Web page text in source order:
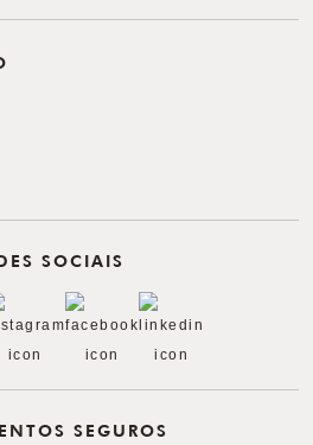
SEGUROS
SOCIAIS